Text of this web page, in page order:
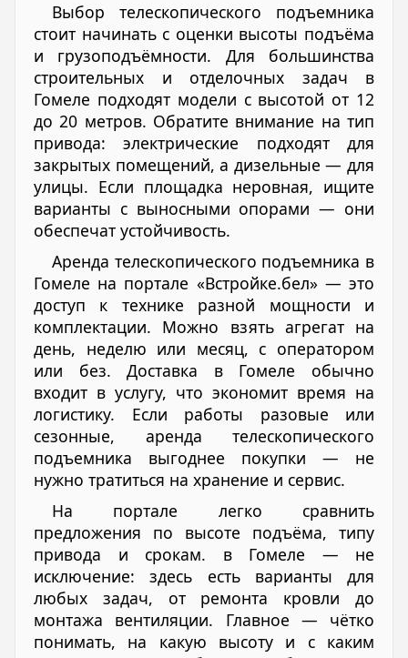
Выбор телескопического подъемника
стоит начинать с оценки высоты подъёма
и грузоподъёмности. Для большинства
строительных и отделочных задач в
Гомеле подходят модели с высотой от 12
до 20 метров. Обратите внимание на тип
привода: электрические подходят для
закрытых помещений, а дизельные — для
улицы. Если площадка неровная, ищите
варианты с выносными опорами — они
обеспечат устойчивость.
Аренда телескопического подъемника в
Гомеле на портале «Встройке.бел» — это
доступ к технике разной мощности и
комплектации. Можно взять агрегат на
день, неделю или месяц, с оператором
или без. Доставка в Гомеле обычно
входит в услугу, что экономит время на
логистику. Если работы разовые или
сезонные, аренда телескопического
подъемника выгоднее покупки — не
нужно тратиться на хранение и сервис.
На портале легко сравнить
предложения по высоте подъёма, типу
привода и срокам. в Гомеле — не
исключение: здесь есть варианты для
любых задач, от ремонта кровли до
монтажа вентиляции. Главное — чётко
понимать, на какую высоту и с каким